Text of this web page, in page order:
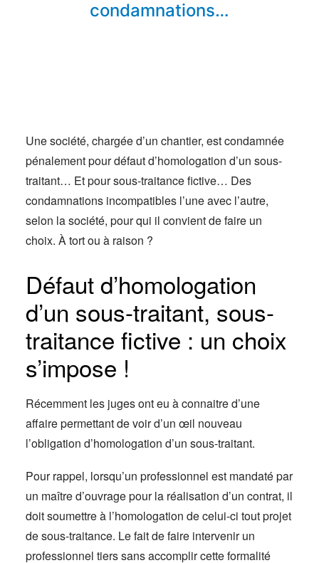
condamnations…
Une société, chargée d’un chantier, est condamnée
pénalement pour défaut d’homologation d’un sous-
traitant… Et pour sous-traitance fictive… Des
condamnations incompatibles l’une avec l’autre,
selon la société, pour qui il convient de faire un
choix. À tort ou à raison ?
Défaut d’homologation
d’un sous-traitant, sous-
traitance fictive : un choix
s’impose !
Récemment les juges ont eu à connaitre d’une
affaire permettant de voir d’un œil nouveau
l’obligation d’homologation d’un sous-traitant.
Pour rappel, lorsqu’un professionnel est mandaté par
un maître d’ouvrage pour la réalisation d’un contrat, il
doit soumettre à l’homologation de celui-ci tout projet
de sous-traitance. Le fait de faire intervenir un
professionnel tiers sans accomplir cette formalité